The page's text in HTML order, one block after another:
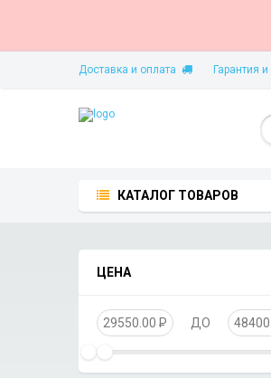
Доставка и оплата Гарантия
КАТАЛОГ ТОВАРОВ
ЦЕНА
29550.00 P ДО